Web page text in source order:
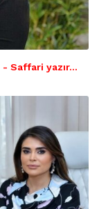
- Saffari yazır…